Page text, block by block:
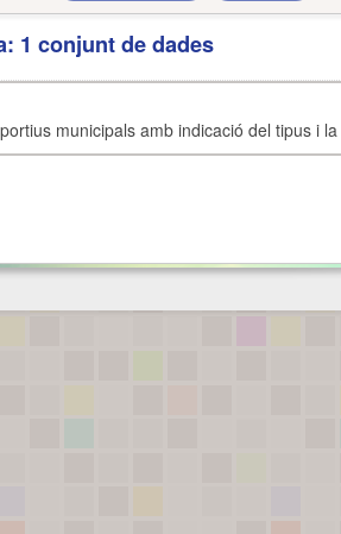
1 conjunt de dades
municipals amb indicació del tipus i